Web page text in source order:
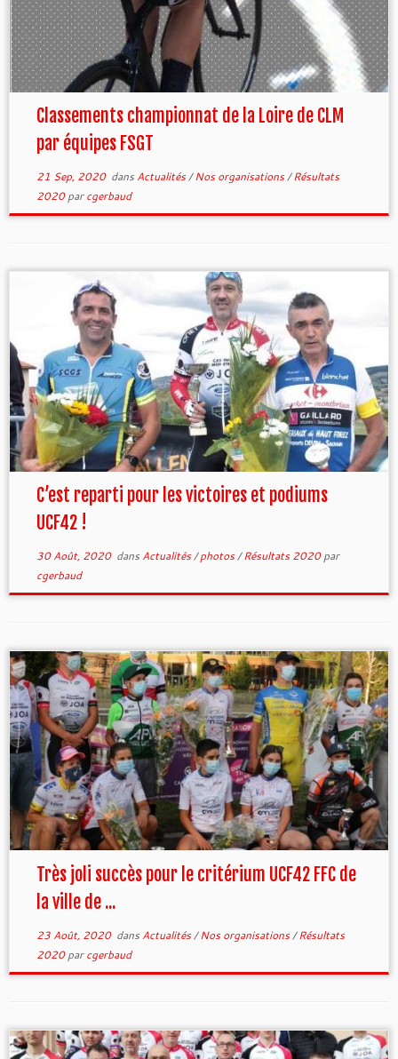
Classements championnat de la Loire de CLM
par équipes FSGT
21 Sep, 2020dans Actualités/Nos organisations/Résultats
2020parcgerbaud
C’est reparti pour les victoires et podiums
UCF42 !
30 Août, 2020dans Actualités/photos/Résultats 2020par
cgerbaud
Très joli succès pour le critérium UCF42 FFC de
la ville de ...
23 Août, 2020dans Actualités/Nos organisations/Résultats
2020parcgerbaud